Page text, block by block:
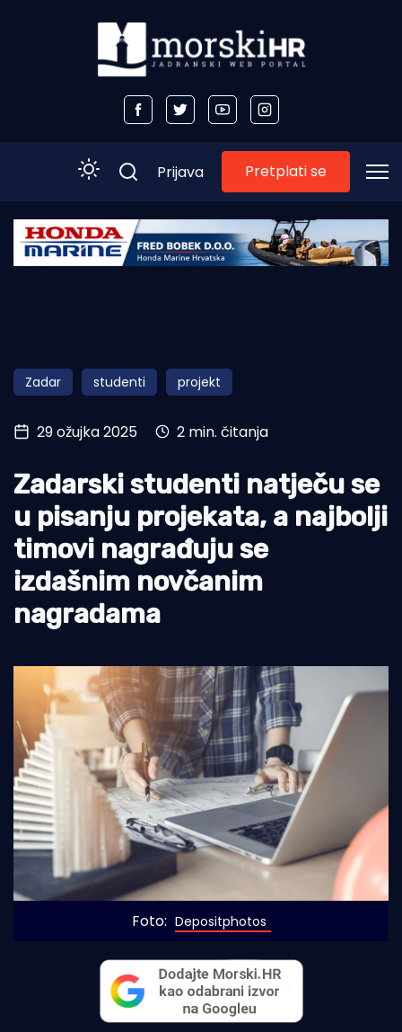
Početna
Obala
Otoci
Turizam i nautika
Pomorstvo
Ribolov
Ekologija
Tradicija i kultura
Prijava Pretplati se
Zadar studenti projekt
29 ožujka 2025 2 min. čitanja
Zadarski studenti natječu se
u pisanju projekata, a najbolji
timovi nagrađuju se
izdašnim novčanim
nagradama
Foto: Depositphotos